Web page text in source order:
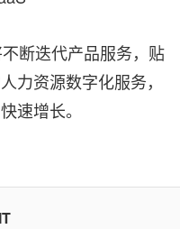
断迭代产品服务，贴
力资源数字化服务，
速增长。